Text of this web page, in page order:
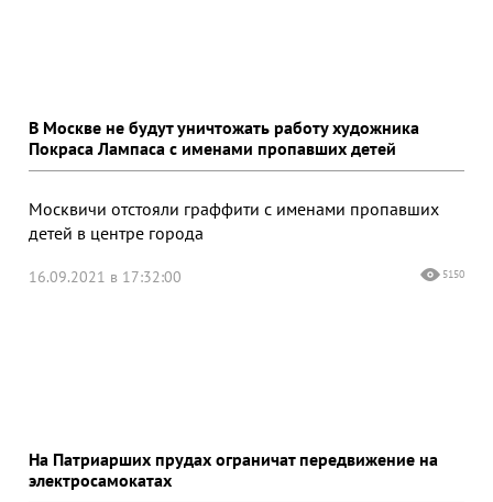
В Москве не будут уничтожать работу художника
Покраса Лампаса с именами пропавших детей
Москвичи отстояли граффити с именами пропавших
детей в центре города
16.09.2021 в 17:32:00 5150
На Патриарших прудах ограничат передвижение на
электросамокатах